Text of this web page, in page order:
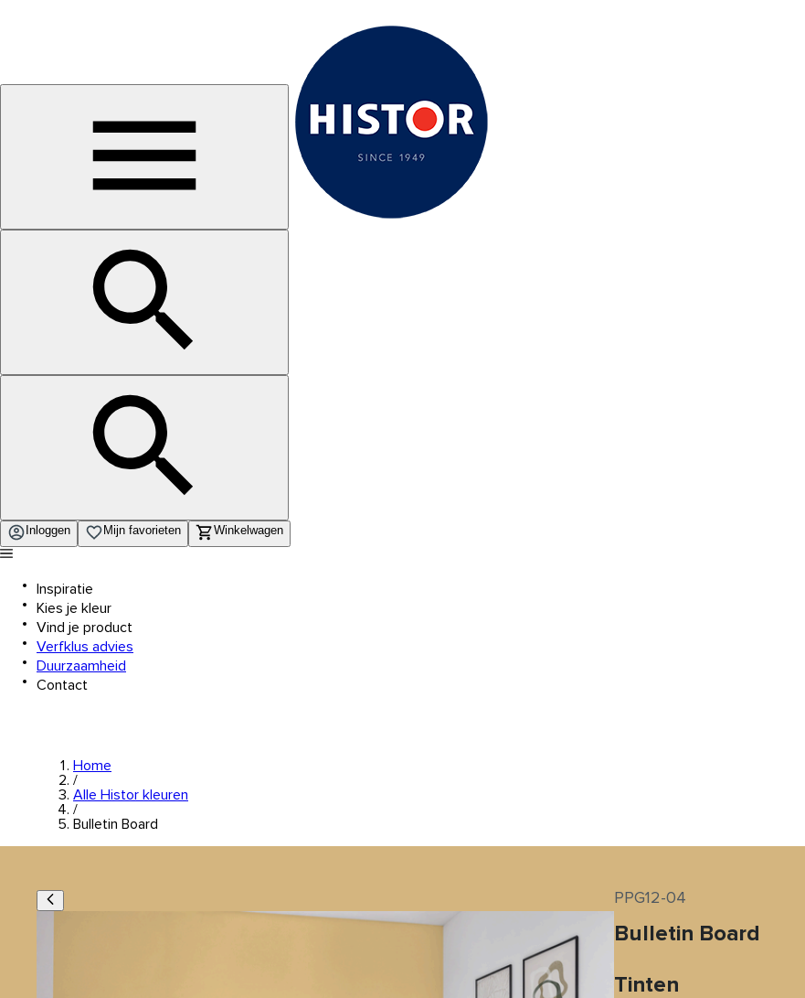
Inloggen Mijn favorieten Winkelwagen
Inspiratie
Kies je kleur
Vind je product
Verfklus advies
Duurzaamheid
Contact
Home
/
Alle Histor kleuren
/
Bulletin Board
PPG12-04
Bulletin Board
Tinten